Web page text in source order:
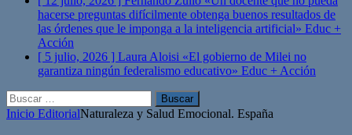
hacerse preguntas difícilmente obtenga buenos resultados de
las órdenes que le imponga a la inteligencia artificial» Educ +
Acción
[ 5 julio, 2026 ] Laura Aloisi «El gobierno de Milei no
garantiza ningún federalismo educativo» Educ + Acción
Buscar:
Inicio EditorialNaturaleza y Salud Emocional. España